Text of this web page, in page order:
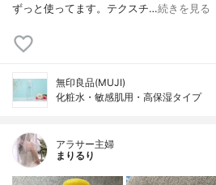
ずっと使ってます。テクスチ…続きを見る
無印良品(MUJI)
化粧水・敏感肌用・高保湿タイプ
アラサー主婦
まりるり